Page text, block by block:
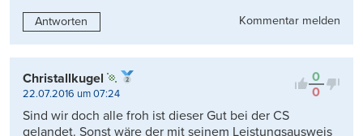
Antworten Kommentar melden
0
0
Christallkugel
22.07.2016 um 07:24
Sind wir doch alle froh ist dieser Gut bei der CS
gelandet. Sonst wäre der mit seinem Leistungsausweis